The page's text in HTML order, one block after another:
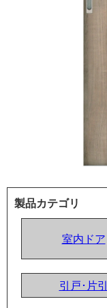
製品カテゴリ
室内ドア
引戸･片引